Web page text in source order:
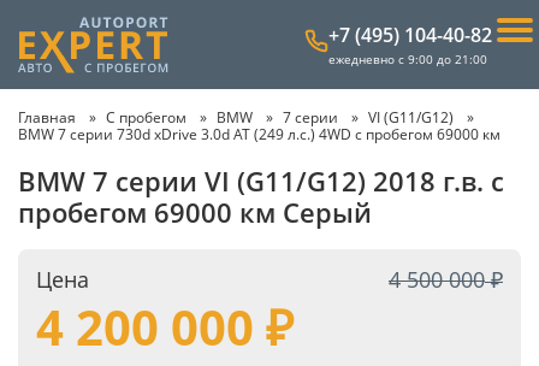
+7 (495) 104-40-82
ежедневно с 9:00 до 21:00
Главная С пробегом BMW 7 серии
VI (G11/G12)
BMW 7 серии 730d xDrive 3.0d AT (249 л.с.) 4WD с пробегом 69000 км
BMW 7 серии VI (G11/G12) 2018 г.в. с
пробегом 69000 км Серый
Цена 4 500 000
4 200 000